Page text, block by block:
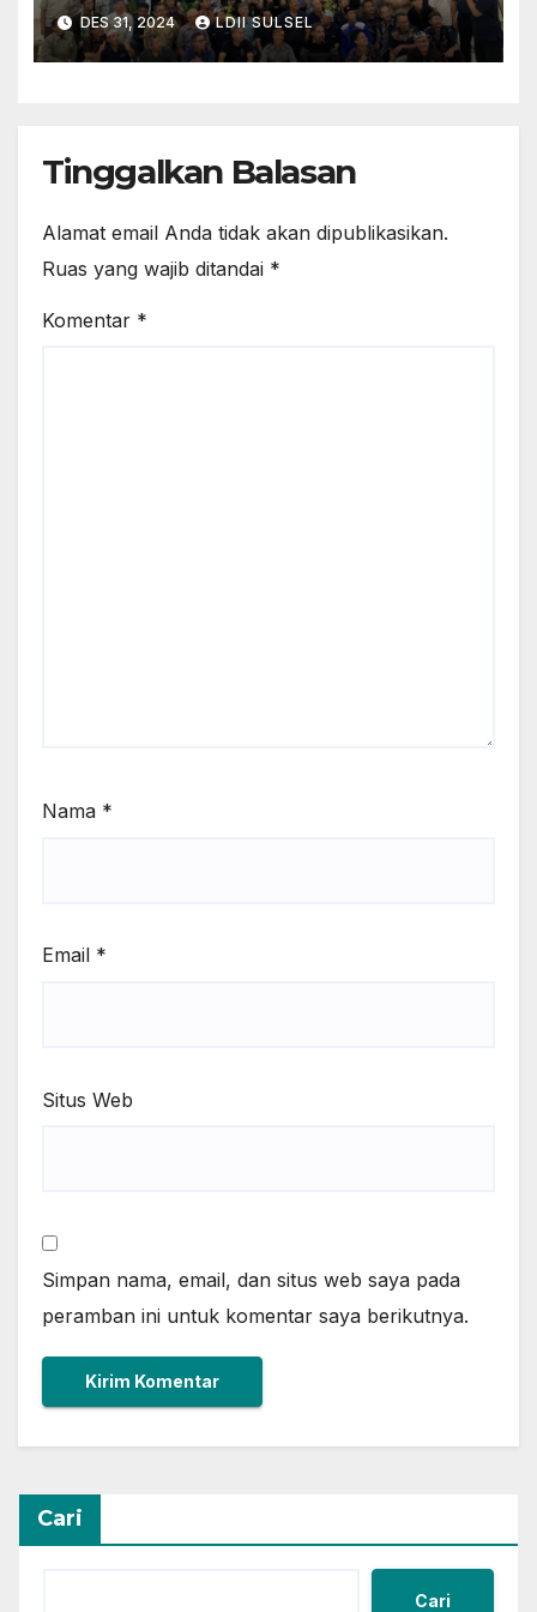
Fokus pada Digitalisasi dan
Sinergi Antar Pengusaha
DES 31, 2024 LDII SULSEL
Tinggalkan Balasan
Alamat email Anda tidak akan dipublikasikan.
Ruas yang wajib ditandai *
Komentar *
Nama *
Email *
Situs Web
Simpan nama, email, dan situs web saya pada
peramban ini untuk komentar saya berikutnya.
Cari
Cari